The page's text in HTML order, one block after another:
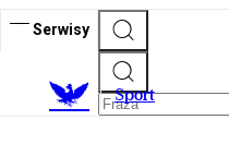
Serwisy
Sport